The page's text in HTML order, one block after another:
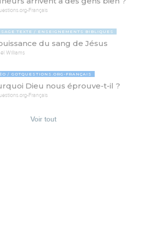
Français
TEXTE ENSEIGNEMENTS BIBLIQUES
du sang de Jésus
Williams
GOTQUESTIONS.ORG-FRANÇAIS
Dieu nous éprouve-t-il ?
Français
Voir tout